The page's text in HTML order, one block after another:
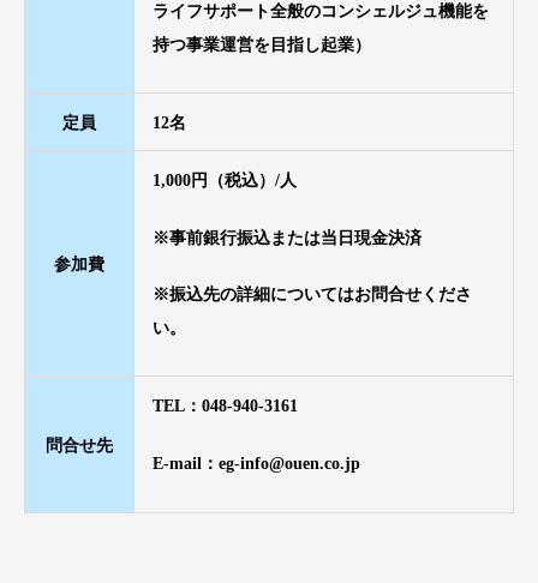
ライフサポート全般のコンシェルジュ機能を
持つ事業運営を目指し起業）
定員 12名
参加費
1,000円（税込）/人
※事前銀行振込または当日現金決済
※振込先の詳細についてはお問合せくださ
い。
問合せ先
TEL：048-940-3161
E-mail：eg-info@ouen.co.jp